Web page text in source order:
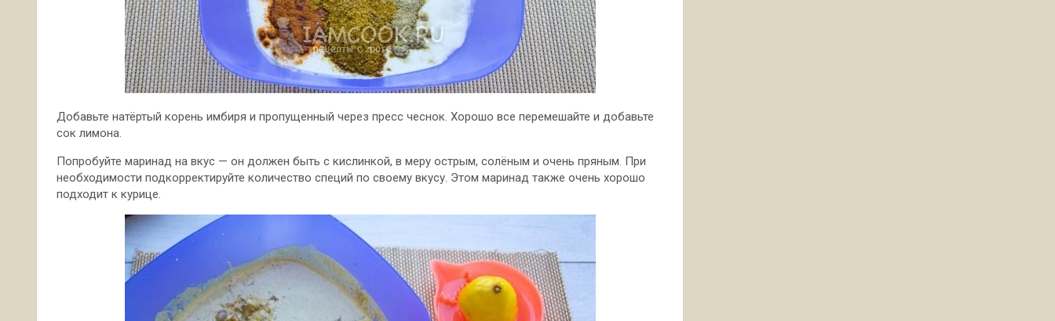
Добавьте натёртый корень имбиря и пропущенный через пресс чеснок. Хорошо все перемешайте и добавьте
сок лимона.
Попробуйте маринад на вкус — он должен быть с кислинкой, в меру острым, солёным и очень пряным. При
необходимости подкорректируйте количество специй по своему вкусу. Этом маринад также очень хорошо
подходит к курице.